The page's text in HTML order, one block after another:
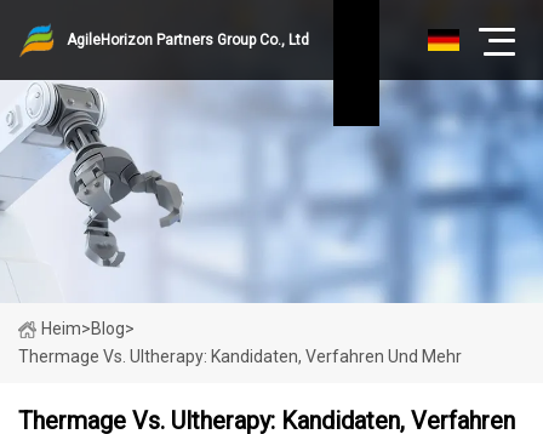
AgileHorizon Partners Group Co., Ltd
Heim>Blog>
Thermage Vs. Ultherapy: Kandidaten, Verfahren Und Mehr
Thermage Vs. Ultherapy: Kandidaten, Verfahren